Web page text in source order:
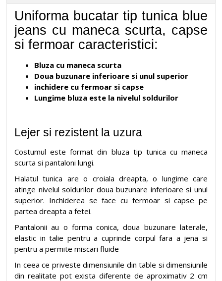
Uniforma bucatar tip tunica blue
jeans cu maneca scurta, capse
si fermoar caracteristici:
Bluza cu maneca scurta
Doua buzunare inferioare si unul superior
inchidere cu fermoar si capse
Lungime bluza este la nivelul soldurilor
Lejer si rezistent la uzura
Costumul este format din bluza tip tunica cu maneca
scurta si pantaloni lungi.
Halatul tunica are o croiala dreapta, o lungime care
atinge nivelul soldurilor doua buzunare inferioare si unul
superior. Inchiderea se face cu fermoar si capse pe
partea dreapta a fetei.
Pantalonii au o forma conica, doua buzunare laterale,
elastic in talie pentru a cuprinde corpul fara a jena si
pentru a permite miscari fluide
In ceea ce priveste dimensiunile din table si dimensiunile
din realitate pot exista diferente de aproximativ 2 cm